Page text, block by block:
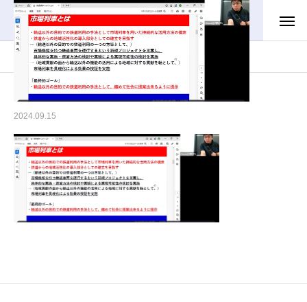
contents スクリーンショット 2024-09-15 170726
スクリーンショット 2024-09-15 170726
2024.09.15